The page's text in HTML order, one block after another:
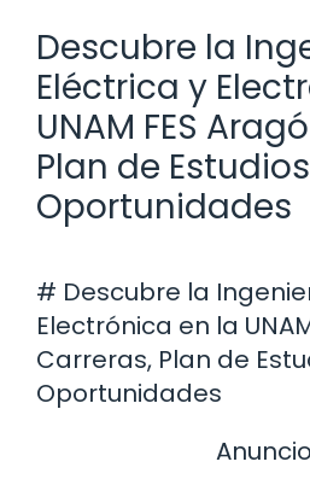
Descubre la
Eléctrica y
UNAM FES
Plan de
Oportunidades
# Descubre la
Electrónica en la
Carreras, Plan de
Oportunidades